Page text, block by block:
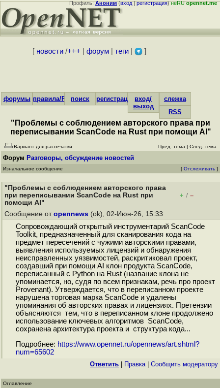
Профиль:Аноним(вход|регистрация)неRUopennet.me
[ новости/+++ форум| теги| ]
форумы правила/FAQпоиск регистрациявход/
выход
слежка
RSS
"Проблемы с соблюдением авторского права при
переписывании ScanCode на Rust при помощи AI"
Вариант для распечатки Пред. тема | След. тема
Форум Разговоры, обсуждение новостей
Изначальное сообщение [ Отслеживать ]
"Проблемы с соблюдением авторского права
при переписывании ScanCode на Rust при
помощи AI"
+ / –
Сообщение от opennews (ok), 02-Июн-26, 15:33
Сопровождающий открытый инструментарий ScanCode
Toolkit, предназначенный для сканирования кода на
предмет пересечений с чужими авторскими правами,
выявления используемых лицензий и обнаружения
неисправленных уязвимостей, раскритиковал проект,
создавший при помощи AI клон продукта ScanCode,
переписанный с Python на Rust (название клона не
упоминается, но, судя по всем признакам, речь про проект
Provenant). Утверждается, что в переписанном проекте
нарушена торговая марка ScanCode и удалены
упоминания об авторских правах и лицензиях. Претензии
объясняются тем, что в переписанном клоне продолжено
использование ключевых алгоритмов ScanCode,
сохранена архитектура проекта и структура кода...
Подробнее: https://www.opennet.ru/opennews/art.shtml?
num=65602
Ответить Правка| Cообщить модератору
Оглавление